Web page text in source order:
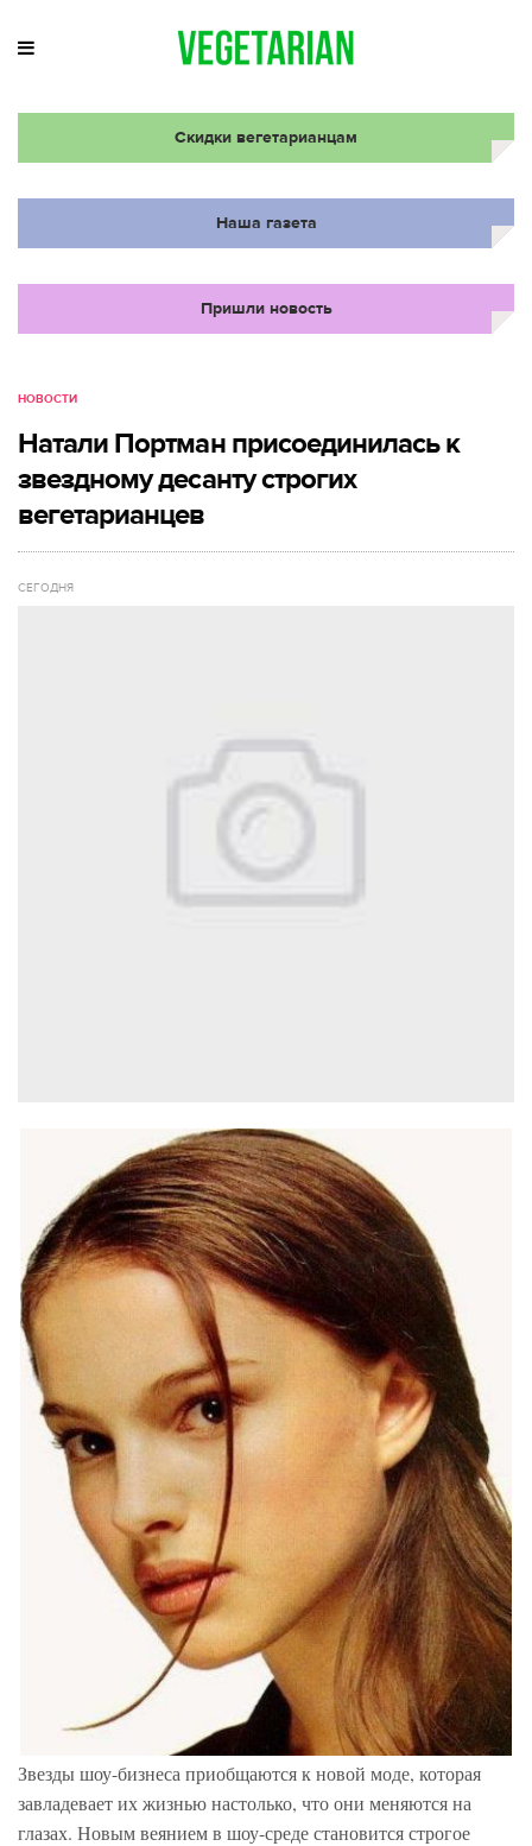
Скидки вегетарианцам
Наша газета
Пришли новость
НОВОСТИ
Натали Портман присоединилась к
звездному десанту строгих
вегетарианцев
СЕГОДНЯ
Звезды шоу-бизнеса приобщаются к новой моде, которая
завладевает их жизнью настолько, что они меняются на
глазах. Новым веянием в шоу-среде становится строгое